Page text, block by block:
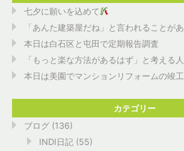
七夕に願いを込めて
「あんた建築屋だね」と言われることが
本日は白石区と屯田で定期報告調査
「もっと楽な方法があるはず」と考える人
本日は美園でマンションリフォームの竣
カテゴリー
ブログ (136)
INDI日記 (55)